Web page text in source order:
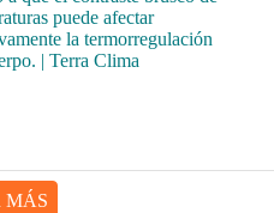
puede afectar
la termorregulación
| Terra Clima
MÁS